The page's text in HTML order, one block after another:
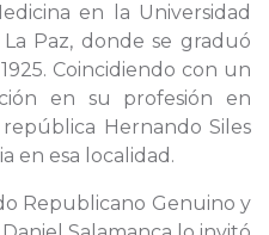
en la Universidad
Paz, donde se graduó
Coincidiendo con un
en su profesión en
Hernando Siles
en esa localidad.
Republicano Genuino y